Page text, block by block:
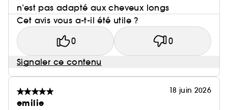
n’est pas adapté aux cheveux longs
Cet avis vous a-t-il été utile ?
0 0
Signaler ce contenu
18 juin 2026
emilie